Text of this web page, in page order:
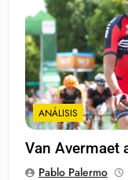
ANÁLISIS
Van Avermaet
Pablo Palermo